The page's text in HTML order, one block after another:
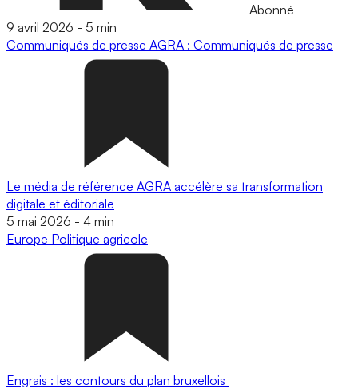
Abonné
9 avril 2026 - 5 min
Communiqués de presse AGRA : Communiqués de presse
Le média de référence AGRA accélère sa transformation
digitale et éditoriale
5 mai 2026 - 4 min
Europe Politique agricole
Engrais : les contours du plan bruxellois